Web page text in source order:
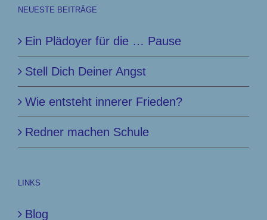
NEUESTE BEITRÄGE
Ein Plädoyer für die … Pause
Stell Dich Deiner Angst
Wie entsteht innerer Frieden?
Redner machen Schule
LINKS
Blog